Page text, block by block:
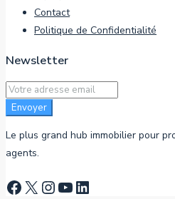
Contact
Politique de Confidentialité
Newsletter
Envoyer
Le plus grand hub immobilier pour
agents.
Facebook
X Instagram
YouTube
LinkedIn